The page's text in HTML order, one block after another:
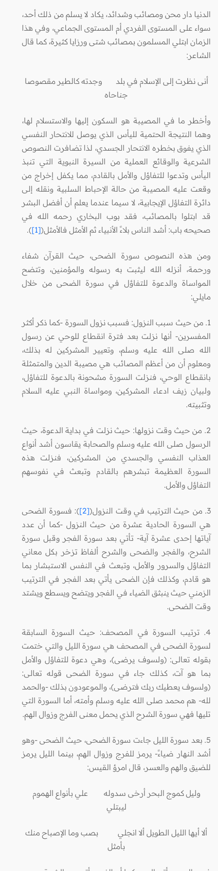
الدنيا دار محن ومصائب وشدائد، يكاد لا يسلم من ذلك أحد،
سواء على المستوى الفردي أم المستوى الجماعي، وفي هذا
الزمان ابتلي المسلمون بمصائب شتى ورزايا كثيرة، كما قال
الشاعر:
أنى نظرت إلى الإسلام في بلد وجدته كالطير مقصوصا
جناحاه
وأخطر ما في المصيبة هو السكون إليها والاستسلام لها،
وهما النتيجة الحتمية لليأس الذي يوصل للانتحار النفسي
الذي يفوق بخطره الانتحار الجسدي، لذا تضافرت النصوص
الشرعية والوقائع العملية من السيرة النبوية التي تنبذ
اليأس وتدعوا للتفاؤل والأمل بالقادم، مما يكفل إخراج من
وقعت عليه المصيبة من حالة الإحباط السلبية ونقله إلى
دائرة التفاؤل الإيجابية، لا سيما عندما يعلم أن أفضل البشر
قد ابتلوا بالمصائب، فقد بوب البخاري رحمه الله في
صحيحه باب: أشد الناس بلاءً الأنبياء ثم الأمثل فالأمثل([1]
).
ومن هذه النصوص سورة الضحى، حيث القرآن شفاء
ورحمة، أنزله الله ليثبت به رسوله والمؤمنين، وتتضح
المواساة والدعوة للتفاؤل في سورة الضحى من خلال
مايلي:
1. من حيث سبب النزول: فسبب نزول السورة -كما ذكر أكثر
المفسرين- أنها نزلت بعد فترة انقطاع للوحي عن رسول
الله صلى الله عليه وسلم، وتعيير المشركين له بذلك،
ومعلوم أن من أعظم المصائب هي مصيبة الدين والمتمثلة
بانقطاع الوحي، فنزلت السورة مشحونة بالدعوة للتفاؤل،
ولبيان زيف ادعاء المشركين، ومواساة النبي عليه السلام
وتثبيته.
2. من حيث وقت نزولها: حيث نزلت في بداية الدعوة، حيث
الرسول صلى الله عليه وسلم والصحابة يقاسون أشد أنواع
العذاب النفسي والجسدي من المشركين، فنزلت هذه
السورة العظيمة تبشرهم بالقادم وتبعث في نفوسهم
التفاؤل والأمل.
3. من حيث الترتيب في وقت النزول( [2]
): فسورة الضحى
هي السورة الحادية عشرة من حيث النزول -كما أن عدد
آياتها إحدى عشرة آية- تأتي بعد سورة الفجر وقبل سورة
الشرح، والفجر والضحى والشرح ألفاظ تزخر بكل معاني
التفاؤل والسرور والأمل، وتبعث في النفس الاستبشار بما
هو قادم، وكذلك فإن الضحى يأتي بعد الفجر في الترتيب
الزمني حيث ينبثق الضياء في الفجر ويتضح ويسطع ويشتد
وقت الضحى.
4. ترتيب السورة في المصحف: حيث السورة السابقة
لسورة الضحى في المصحف هي سورة الليل والتي ختمت
بقوله تعالى: (ولسوف يرضى)، وهي دعوة للتفاؤل والأمل
بما هو آت، كذلك جاء في سورة الضحى قوله تعالى:
(ولسوف يعطيك ربك فترضى)، والموعودون بذلك -والحمد
لله- هم محمد صلى الله عليه وسلم وأمته، أما السورة التي
تليها فهي سورة الشرح الذي يحمل معنى الفرج وزوال الهم.
5. بعد سورة الليل جاءت سورة الضحى، حيث الضحى -وهو
أشد النهار ضياءً- يرمز للفرج وزوال الهم، بينما الليل يرمز
للضيق والهم والعسر، قال امرؤ القيس:
وليل كموج البحر أرخى سدوله علي بأنواع الهموم
ليبتلي
ألا أيها الليل الطويل ألا انجلي بصب وما الإصباح منك
بأمثل